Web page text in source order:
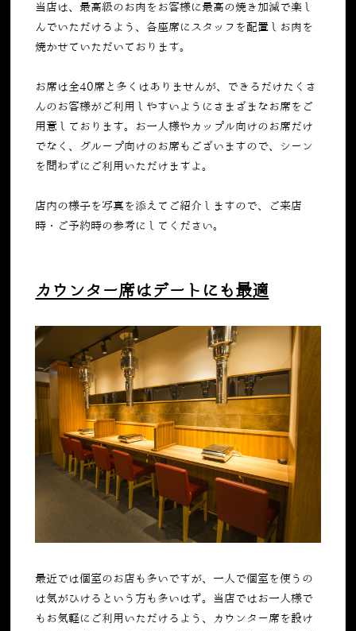
当店は、最高級のお肉をお客様に最高の焼き加減で楽し
んでいただけるよう、各座席にスタッフを配置しお肉を
焼かせていただいております。
お席は全40席と多くはありませんが、できるだけたくさ
んのお客様がご利用しやすいようにさまざまなお席をご
用意しております。お一人様やカップル向けのお席だけ
でなく、グループ向けのお席もございますので、シーン
を問わずにご利用いただけますよ。
店内の様子を写真を添えてご紹介しますので、ご来店
時・ご予約時の参考にしてください。
カウンター席はデートにも最適
最近では個室のお店も多いですが、一人で個室を使うの
は気がひけるという方も多いはず。当店ではお一人様で
もお気軽にご利用いただけるよう、カウンター席を設け